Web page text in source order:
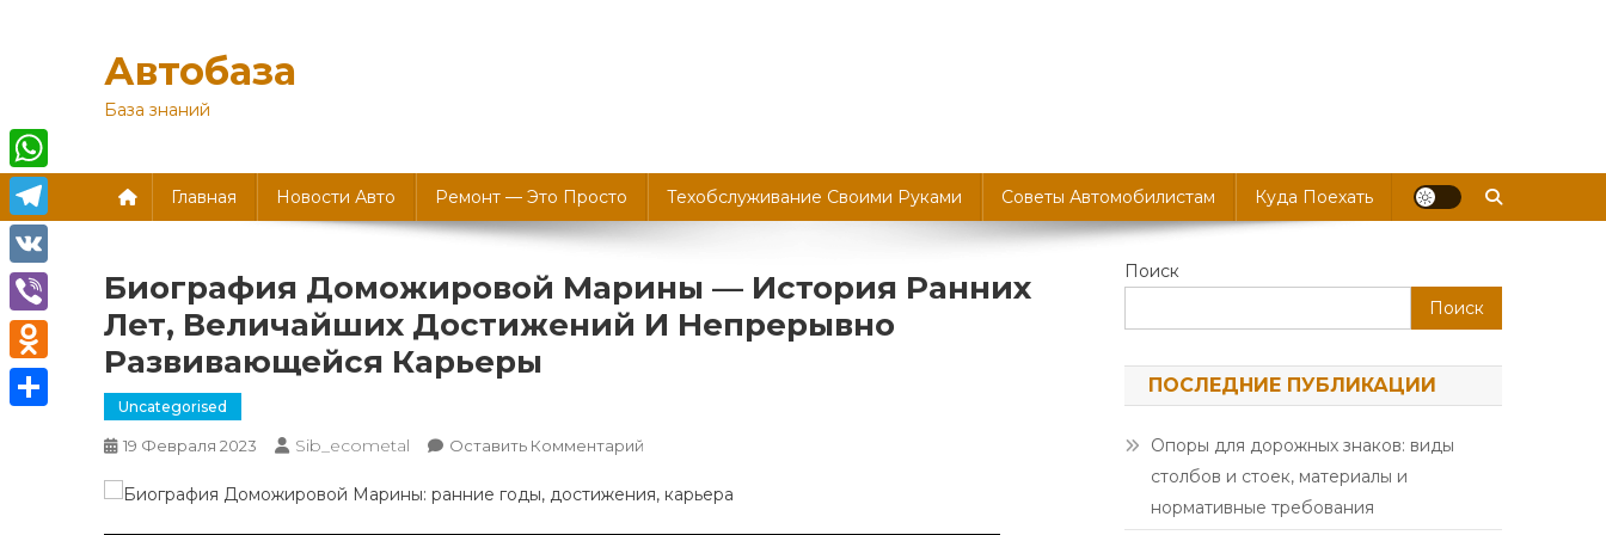
содержимомуАвтобаза
База знаний
Главная Новости Авто Ремонт — Это Просто Техобслуживание Своими Руками Советы Автомобилистам Куда Поехать
Биография Доможировой Марины — История Ранних
Лет, Величайших Достижений И Непрерывно
Развивающейся Карьеры
Uncategorised
19 Февраля 2023 Sib_ecometal Оставить Комментарий
Доможировой
Поиск
Поиск
ПОСЛЕДНИЕ ПУБЛИКАЦИИ
Опоры для дорожных знаков: виды
столбов и стоек, материалы и
нормативные требования
WhatsApp
Telegram
VK
Viber
Odnoklassniki